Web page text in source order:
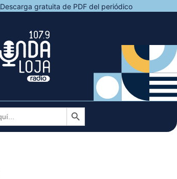
Descarga gratuita de PDF del periódico
Botón de búsqueda